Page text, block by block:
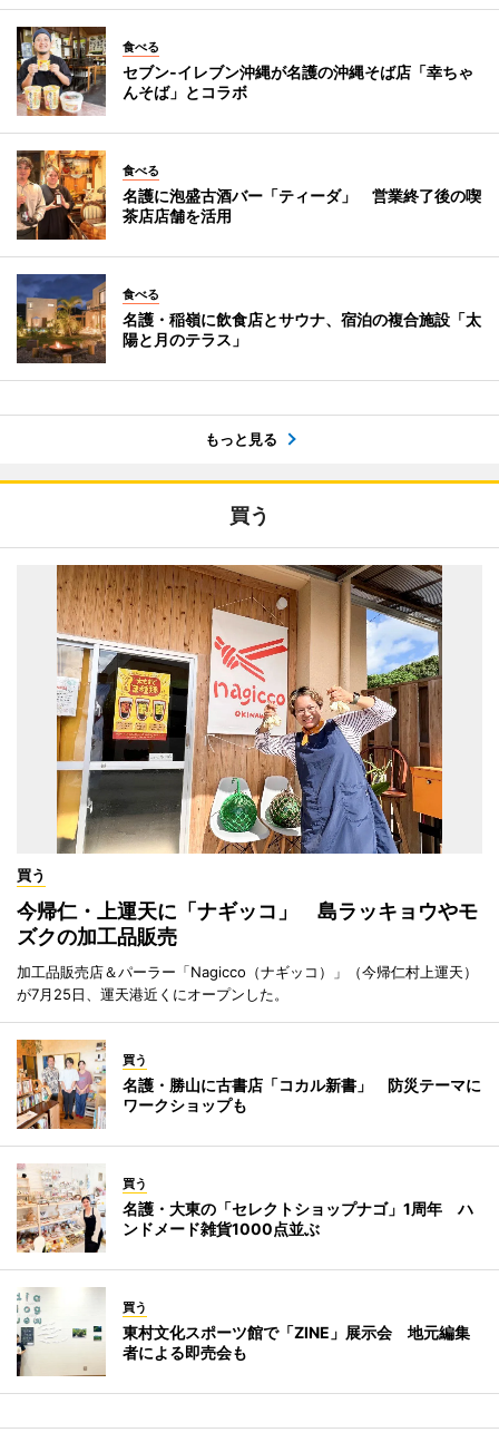
食べる
セブン‐イレブン沖縄が名護の沖縄そば店「幸ちゃ
んそば」とコラボ
食べる
名護に泡盛古酒バー「ティーダ」 営業終了後の喫
茶店店舗を活用
食べる
名護・稲嶺に飲食店とサウナ、宿泊の複合施設「太
陽と月のテラス」
もっと見る
買う
買う
今帰仁・上運天に「ナギッコ」 島ラッキョウやモ
ズクの加工品販売
加工品販売店＆パーラー「Nagicco（ナギッコ）」（今帰仁村上運天）
が7月25日、運天港近くにオープンした。
買う
名護・勝山に古書店「コカル新書」 防災テーマに
ワークショップも
買う
名護・大東の「セレクトショップナゴ」1周年 ハ
ンドメード雑貨1000点並ぶ
買う
東村文化スポーツ館で「ZINE」展示会 地元編集
者による即売会も